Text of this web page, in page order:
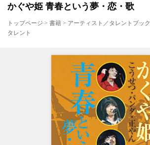
かぐや姫 青春という夢・恋・歌
トップページ > 書籍 > アーティスト／タレントブック
タレント